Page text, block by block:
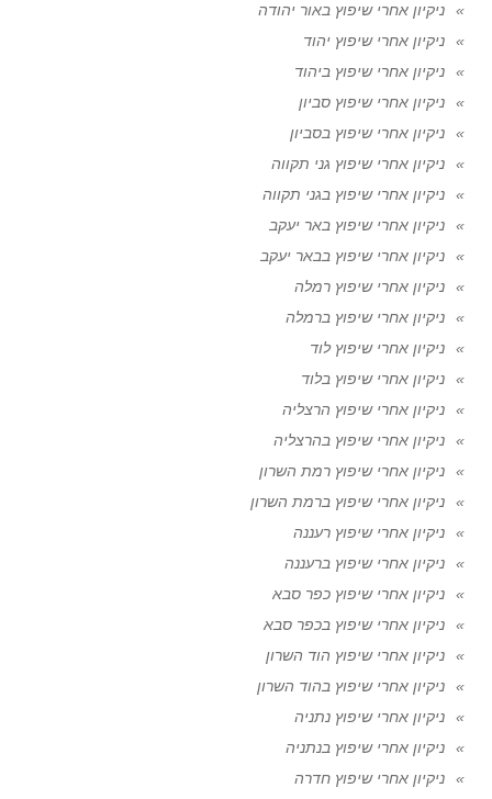
ניקיון אחרי שיפוץ באור יהודה
ניקיון אחרי שיפוץ יהוד
ניקיון אחרי שיפוץ ביהוד
ניקיון אחרי שיפוץ סביון
ניקיון אחרי שיפוץ בסביון
ניקיון אחרי שיפוץ גני תקווה
ניקיון אחרי שיפוץ בגני תקווה
ניקיון אחרי שיפוץ באר יעקב
ניקיון אחרי שיפוץ בבאר יעקב
ניקיון אחרי שיפוץ רמלה
ניקיון אחרי שיפוץ ברמלה
ניקיון אחרי שיפוץ לוד
ניקיון אחרי שיפוץ בלוד
ניקיון אחרי שיפוץ הרצליה
ניקיון אחרי שיפוץ בהרצליה
ניקיון אחרי שיפוץ רמת השרון
ניקיון אחרי שיפוץ ברמת השרון
ניקיון אחרי שיפוץ רעננה
ניקיון אחרי שיפוץ ברעננה
ניקיון אחרי שיפוץ כפר סבא
ניקיון אחרי שיפוץ בכפר סבא
ניקיון אחרי שיפוץ הוד השרון
ניקיון אחרי שיפוץ בהוד השרון
ניקיון אחרי שיפוץ נתניה
ניקיון אחרי שיפוץ בנתניה
ניקיון אחרי שיפוץ חדרה